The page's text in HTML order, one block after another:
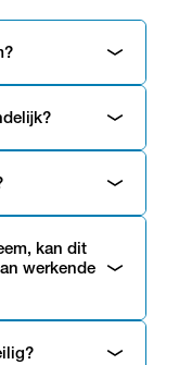
kan dit
werkende